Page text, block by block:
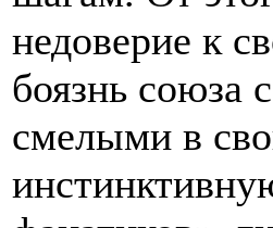
недоверие к
боязнь союза
смелыми в